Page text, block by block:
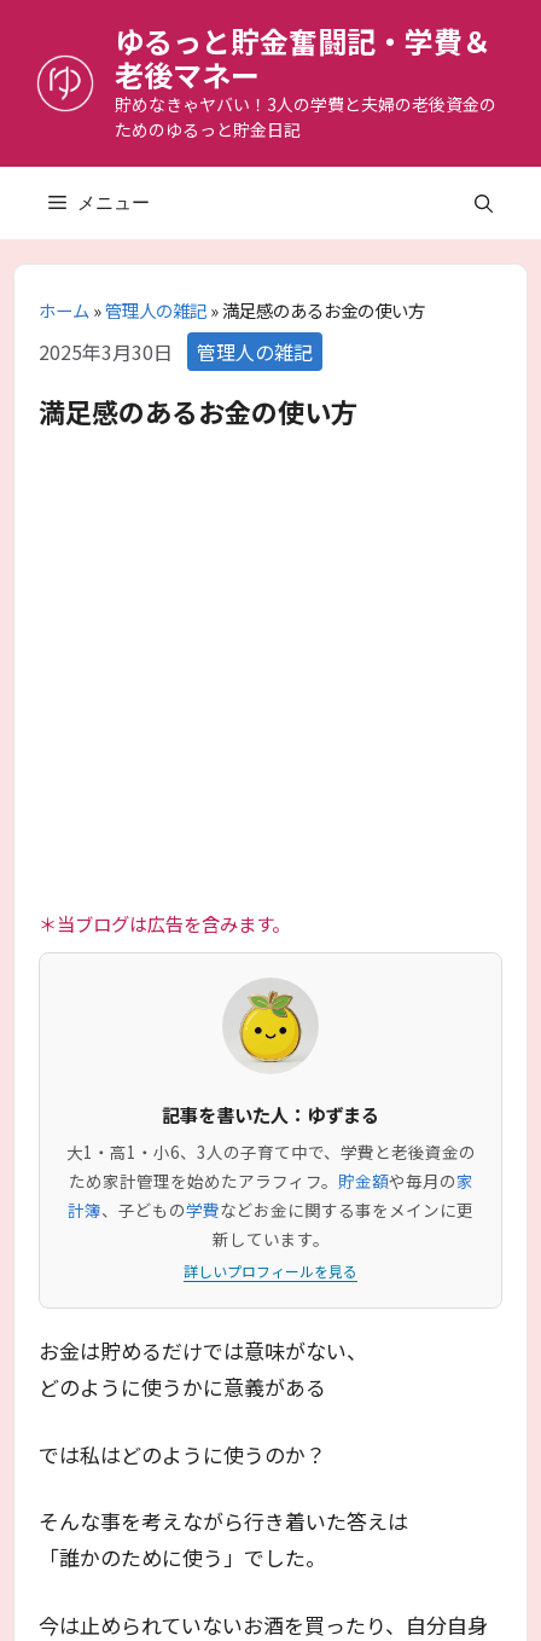
へ
ゆるっと貯金奮闘記・学費＆
老後マネー
貯めなきゃヤバい！3人の学費と夫婦の老後資金の
ためのゆるっと貯金日記
メニュー
ホーム»管理人の雑記»満足感のあるお金の使い方
2025年3月30日 カ
テ
ゴ
リ
管理人の雑記
満足感のあるお金の使い方
＊当ブログは広告を含みます。
記事を書いた人：ゆずまる
大1・高1・小6、3人の子育て中で、学費と老後資金の
ため家計管理を始めたアラフィフ。 貯金額や毎月の家
計簿、子どもの学費などお金に関する事をメインに更
新しています。
詳しいプロフィールを見る
お金は貯めるだけでは意味がない、
どのように使うかに意義がある
では私はどのように使うのか？
そんな事を考えながら行き着いた答えは
「誰かのために使う」でした。
今は止められていないお酒を買ったり、自分自身